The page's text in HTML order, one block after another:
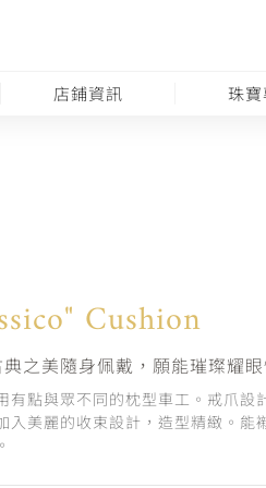
店鋪資訊 珠
Cushion
之美隨身佩戴，願能璀璨耀眼
點與眾不同的枕型車工。戒爪設
美麗的收束設計，造型精緻。能